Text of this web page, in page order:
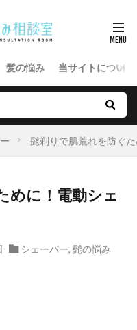
髪の悩み 当サイトについて
髭剃りで肌荒れを防ぐ
めに！電動シェ
シェーバー, 髭の悩み